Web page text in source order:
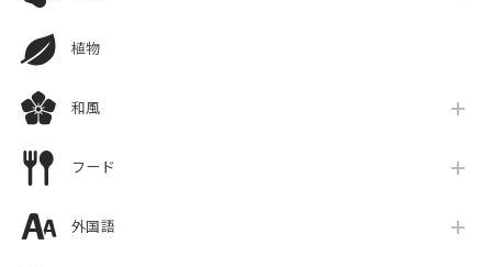
植物
和風
フード
外国語